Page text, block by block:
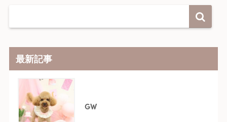
最新記事
GW